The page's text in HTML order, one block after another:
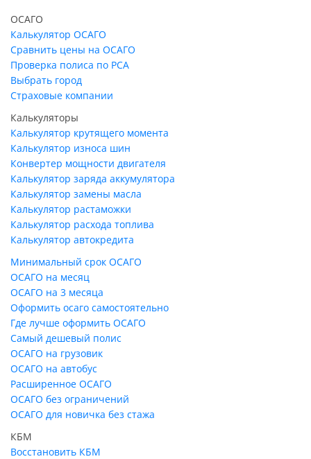
ОСАГО
Калькулятор ОСАГО
Сравнить цены на ОСАГО
Проверка полиса по РСА
Выбрать город
Страховые компании
Калькуляторы
Калькулятор крутящего момента
Калькулятор износа шин
Конвертер мощности двигателя
Калькулятор заряда аккумулятора
Калькулятор замены масла
Калькулятор растаможки
Калькулятор расхода топлива
Калькулятор автокредита
Минимальный срок ОСАГО
ОСАГО на месяц
ОСАГО на 3 месяца
Оформить осаго самостоятельно
Где лучше оформить ОСАГО
Самый дешевый полис
ОСАГО на грузовик
ОСАГО на автобус
Расширенное ОСАГО
ОСАГО без ограничений
ОСАГО для новичка без стажа
КБМ
Восстановить КБМ